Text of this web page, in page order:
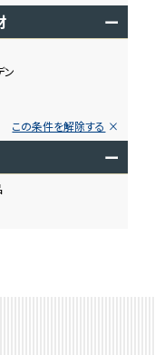
ー
ン
この条件を解除する
ー